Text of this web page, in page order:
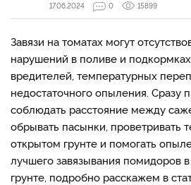
17.06.2024 0 15899
Завязи на томатах могут
нарушений в поливе и
вредителей, температурных
недостаточного опыления. Сразу
соблюдать расстояние между
обрывать пасынки, проветривать
открытом грунте и помогать
лучшего завязывания помидоров
грунте, подробно расскажем в